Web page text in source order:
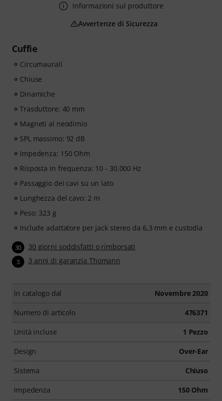
Cuffie
Circumaurali
Chiuse
Dinamiche
Trasduttore: 40 mm
Magneti al neodimio
SPL massimo: 92 dB
Impedenza: 150 Ohm
Risposta in frequenza: 10 - 30.000 Hz
Passaggio dei cavi su un lato
Lunghezza del cavo: 2 m
Peso: 323 g
Include adattatore per jack stereo da 6,3 mm e custodia
30 30 giorni soddisfatti o rimborsati
3 3 anni di garanzia Thomann
In catalogo dal Novembre 2020
Numero di articolo 476371
Unità incluse 1 Pezzo
Design Over-Ear
Sistema Chiuso
Impedenza 150 Ohm
Informazioni sul produttore
Avvertenze di Sicurezza